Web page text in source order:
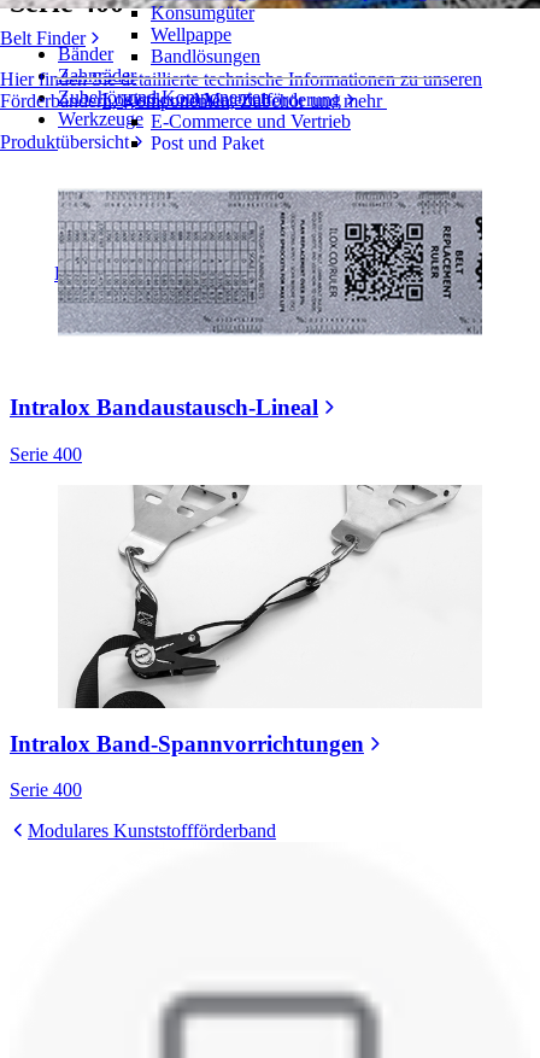
Belt Finder
Hier finden Sie detaillierte technische Informationen zu unseren
Förderbändern, Komponenten, Zubehör und mehr
Produktübersicht
Konsumgüter
Wellpappe
Bandlösungen
Logistik und Materialförderung
E-Commerce und Vertrieb
Post und Paket
Reifen
Automobilindustrie
EV-Batterien
Industrieproduktion
Branchenübersicht
Bänder
Zahnräder
Zubehör und Komponenten
Werkzeuge
Intralox Bandaustausch-Lineal
Serie 400
Intralox Band-Spannvorrichtungen
Serie 400
Modulares Kunststoffförderband